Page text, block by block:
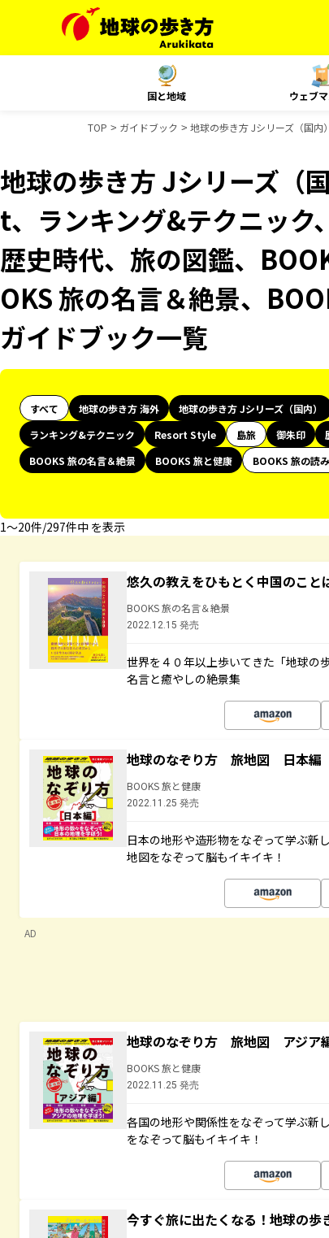
国と地域 ウェブ
TOP ガイドブック 地球の歩き方 Jシリーズ（国内
地球の歩き方 Jシリーズ（
t、ランキング&テクニック
歴史時代、旅の図鑑、
OKS 旅の名言＆絶景、
ガイドブック一覧
すべて 地球の歩き方 海外 地球の歩き方 Jシリーズ（国内）
ランキング&テクニック
Resort Style 島旅 御朱印
BOOKS 旅の名言＆絶景
BOOKS 旅と健康 BOOKS 旅の読
1〜20件/297件中 を表示
悠久の教えをひもとく中国のこと
BOOKS 旅の名言＆絶景
2022.12.15 発売
世界を４０年以上歩いてきた「地球の
名言と癒やしの絶景集
地球のなぞり方 旅地図 日本編
BOOKS 旅と健康
2022.11.25 発売
日本の地形や造形物をなぞって学ぶ新
地図をなぞって脳もイキイキ！
AD
地球のなぞり方 旅地図 アジア
BOOKS 旅と健康
2022.11.25 発売
各国の地形や関係性をなぞって学ぶ新
をなぞって脳もイキイキ！
今すぐ旅に出たくなる！地球の歩